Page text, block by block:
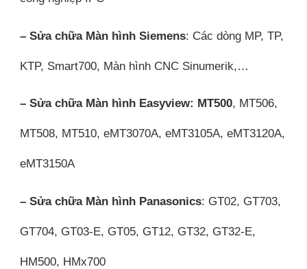
– Sửa chữa Màn hình Siemens: Các dòng MP, TP,
KTP, Smart700, Màn hình CNC Sinumerik,…
– Sửa chữa Màn hình Easyview: MT500, MT506,
MT508, MT510, eMT3070A, eMT3105A, eMT3120A,
eMT3150A
– Sửa chữa Màn hình Panasonics: GT02, GT703,
GT704, GT03-E, GT05, GT12, GT32, GT32-E,
HM500, HMx700